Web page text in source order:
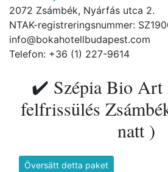
2072 Zsámbék, Nyárfás utca 2.
NTAK-registreringsnummer:
info@bokahotellbudapest.com
Telefon: +36 (1) 227-9614
✔️ Szépia Bio Art
felfrissülés
natt )
Översätt detta paket